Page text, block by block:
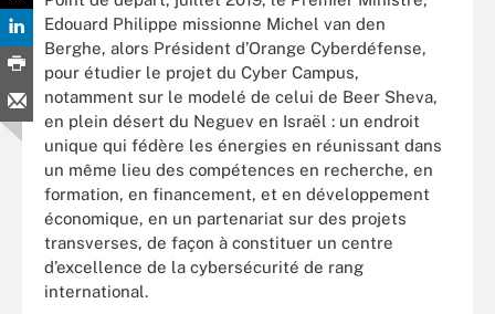
Edouard Philippe missionne Michel van den
Berghe, alors Président d’Orange Cyberdéfense,
pour étudier le projet du Cyber Campus,
notamment sur le modelé de celui de Beer Sheva,
en plein désert du Neguev en Israël : un endroit
unique qui fédère les énergies en réunissant dans
un même lieu des compétences en recherche, en
formation, en financement, et en développement
économique, en un partenariat sur des projets
transverses, de façon à constituer un centre
d’excellence de la cybersécurité de rang
international.